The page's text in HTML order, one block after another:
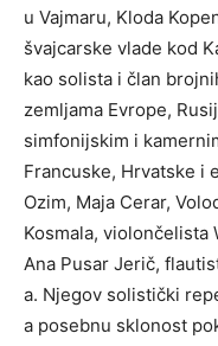
u Vajmaru, Kloda
švajcarske vlade kod
kao solista i član
zemljama Evrope,
simfonijskim i
Francuske, Hrvatske i
Ozim, Maja Cerar,
Kosmala, violončelista
Ana Pusar Jerič,
a. Njegov solistički
a posebnu sklonost